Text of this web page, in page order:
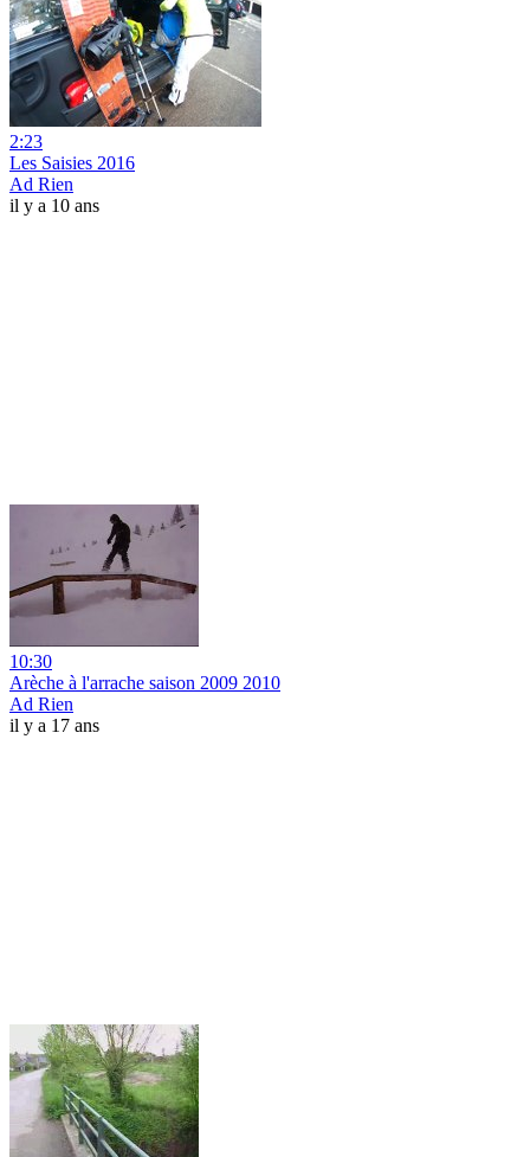
2:23
Les Saisies 2016
Ad Rien
il y a 10 ans
10:30
Arèche à l'arrache saison 2009 2010
Ad Rien
il y a 17 ans